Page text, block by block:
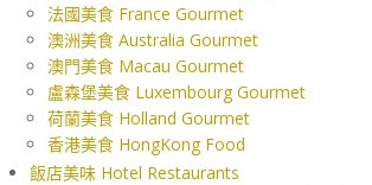
法國美食 France Gourmet
澳洲美食 Australia Gourmet
澳門美食 Macau Gourmet
盧森堡美食 Luxembourg Gourmet
荷蘭美食 Holland Gourmet
香港美食 HongKong Food
飯店美味 Hotel Restaurants